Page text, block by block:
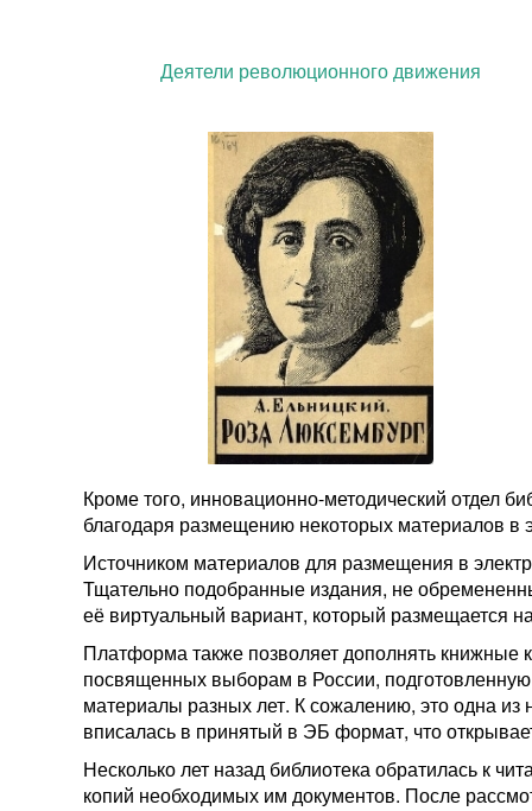
Деятели революционного движения
Кроме того, инновационно-методический отдел
благодаря размещению некоторых материалов в
Источником материалов для размещения в
Тщательно подобранные издания, не
её виртуальный вариант, который размещается
Платформа также позволяет дополнять книжные
посвященных выборам в России, подготовленную
материалы разных лет. К сожалению, это одна из
вписалась в принятый в ЭБ формат, что
Несколько лет назад библиотека обратилась к
копий необходимых им документов. После